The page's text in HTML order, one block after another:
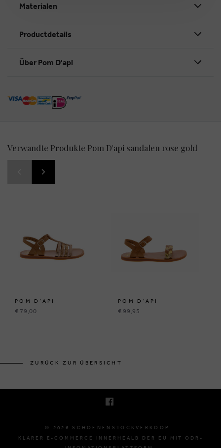
Materialen
Productdetails
Über Pom D'api
Verwandte Produkte Pom D'api sandalen rose gold
POM D'API
€ 79,00
POM D'API
€ 99,95
ZURÜCK ZUR ÜBERSICHT
© 2026 SCHOENENSTOCKVERKOOP -
KLARER E-COMMERCE INNERHEALB DER EU MIT ODR-